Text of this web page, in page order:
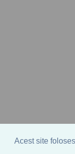
Acest site